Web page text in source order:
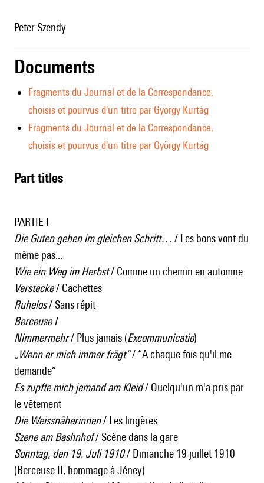
Peter Szendy
Documents
Fragments du Journal et de la Correspondance,
choisis et pourvus d'un titre par György Kurtág
Fragments du Journal et de la Correspondance,
choisis et pourvus d'un titre par György Kurtág
Part titles
PARTIE I
Die Guten gehen im gleichen Schritt… / Les bons vont du
même pas...
Wie ein Weg im Herbst/ Comme un chemin en automne
Verstecke/ Cachettes
Ruhelos/ Sans répit
Berceuse I
Nimmermehr/ Plus jamais (Excommunicatio)
„Wenn er mich immer frägt“/ “A chaque fois qu'il me
demande”
Es zupfte mich jemand am Kleid/ Quelqu'un m'a pris par
le vêtement
Die Weissnäherinnen/ Les lingères
Szene am Bashnhof/ Scène dans la gare
Sonntag, den 19. Juli 1910/ Dimanche 19 juillet 1910
(Berceuse II, hommage à Jéney)